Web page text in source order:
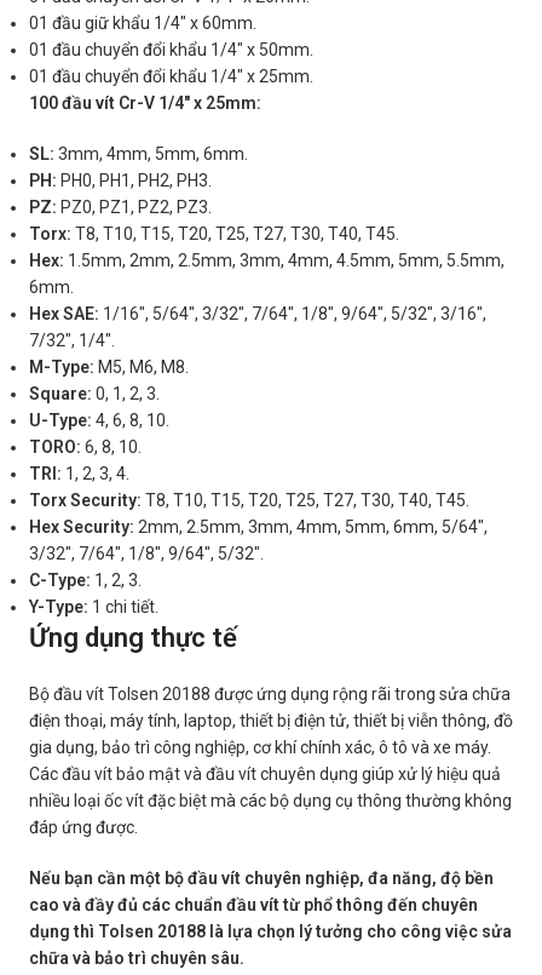
01 đầu giữ khẩu 1/4″ x 60mm.
01 đầu chuyển đổi khẩu 1/4″ x 50mm.
01 đầu chuyển đổi khẩu 1/4″ x 25mm.
100 đầu vít Cr-V 1/4″ x 25mm:
SL: 3mm, 4mm, 5mm, 6mm.
PH: PH0, PH1, PH2, PH3.
PZ: PZ0, PZ1, PZ2, PZ3.
Torx: T8, T10, T15, T20, T25, T27, T30, T40, T45.
Hex: 1.5mm, 2mm, 2.5mm, 3mm, 4mm, 4.5mm, 5mm, 5.5mm,
6mm.
Hex SAE: 1/16″, 5/64″, 3/32″, 7/64″, 1/8″, 9/64″, 5/32″, 3/16″,
7/32″, 1/4″.
M-Type: M5, M6, M8.
Square: 0, 1, 2, 3.
U-Type: 4, 6, 8, 10.
TORO: 6, 8, 10.
TRI: 1, 2, 3, 4.
Torx Security: T8, T10, T15, T20, T25, T27, T30, T40, T45.
Hex Security: 2mm, 2.5mm, 3mm, 4mm, 5mm, 6mm, 5/64″,
3/32″, 7/64″, 1/8″, 9/64″, 5/32″.
C-Type: 1, 2, 3.
Y-Type: 1 chi tiết.
Ứng dụng thực tế
Bộ đầu vít Tolsen 20188 được ứng dụng rộng rãi trong sửa chữa
điện thoại, máy tính, laptop, thiết bị điện tử, thiết bị viễn thông, đồ
gia dụng, bảo trì công nghiệp, cơ khí chính xác, ô tô và xe máy.
Các đầu vít bảo mật và đầu vít chuyên dụng giúp xử lý hiệu quả
nhiều loại ốc vít đặc biệt mà các bộ dụng cụ thông thường không
đáp ứng được.
Nếu bạn cần một bộ đầu vít chuyên nghiệp, đa năng, độ bền
cao và đầy đủ các chuẩn đầu vít từ phổ thông đến chuyên
dụng thì Tolsen 20188 là lựa chọn lý tưởng cho công việc sửa
chữa và bảo trì chuyên sâu.